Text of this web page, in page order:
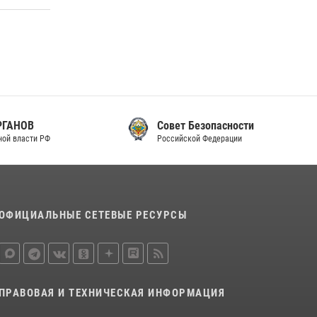
Состоялась рабочая встреча директора
федеральном округе Виталием Кузнецовым
Совет Безопасности
Российской Федерации
СЕТЕВЫЕ РЕСУРСЫ
ПРАВОВАЯ И ТЕХНИЧЕСКАЯ ИНФОРМАЦИЯ